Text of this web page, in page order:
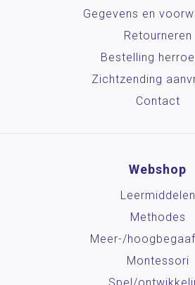
Gegevens en
Retourneren
Bestelling
Zichtzending
Contact
Webshop
Leermiddelen
Methodes
Meer-/
Montessori